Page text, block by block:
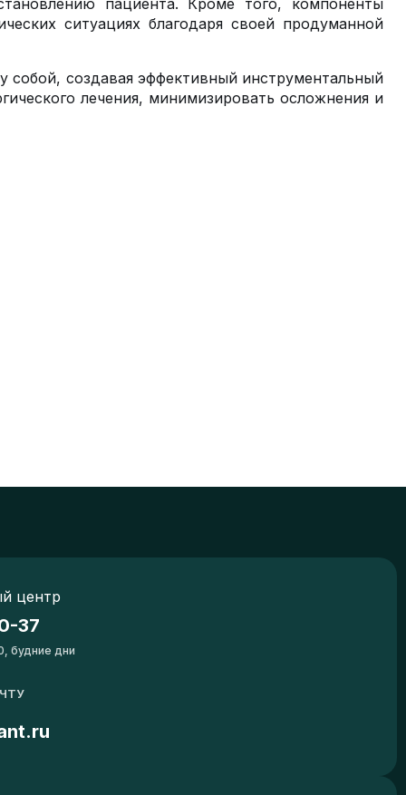
пациента. Кроме того, компоненты
ситуациях благодаря своей продуманной
создавая эффективный инструментальный
лечения, минимизировать осложнения и
центр
37
будние дни